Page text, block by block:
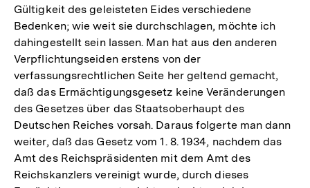
Gültigkeit des geleisteten Eides verschiedene
Bedenken; wie weit sie durchschlagen, möchte ich
dahingestellt sein lassen. Man hat aus den anderen
Verpflichtungseiden erstens von der
verfassungsrechtlichen Seite her geltend gemacht,
daß das Ermächtigungsgesetz keine Veränderungen
des Gesetzes über das Staatsoberhaupt des
Deutschen Reiches vorsah. Daraus folgerte man dann
weiter, daß das Gesetz vom 1. 8. 1934, nachdem das
Amt des Reichspräsidenten mit dem Amt des
Reichskanzlers vereinigt wurde, durch dieses